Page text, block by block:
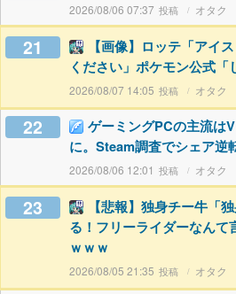
2026/08/06 07:37 オタク
21
【画像】ロッテ「アイ
ください」ポケモン公式「
2026/08/07 14:05 オタク
22
ゲーミングPCの主流は
に。Steam調査でシェア逆
2026/08/06 12:01 オタク
23
【悲報】独身チー牛「
る！フリーライダーなん
ｗｗｗ
2026/08/05 21:35 オタク